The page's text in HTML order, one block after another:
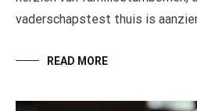
vaderschapstest thuis is
READ MORE